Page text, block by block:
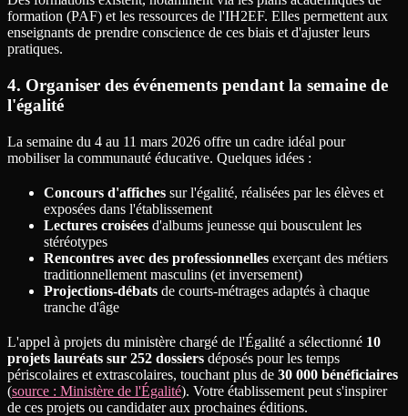
formation (PAF) et les ressources de l'IH2EF. Elles permettent aux
enseignants de prendre conscience de ces biais et d'ajuster leurs
pratiques.
4. Organiser des événements pendant la semaine de
l'égalité
La semaine du 4 au 11 mars 2026 offre un cadre idéal pour
mobiliser la communauté éducative. Quelques idées :
Concours d'affiches sur l'égalité, réalisées par les élèves et
exposées dans l'établissement
Lectures croisées d'albums jeunesse qui bousculent les
stéréotypes
Rencontres avec des professionnelles exerçant des métiers
traditionnellement masculins (et inversement)
Projections-débats de courts-métrages adaptés à chaque
tranche d'âge
L'appel à projets du ministère chargé de l'Égalité a sélectionné 10
projets lauréats sur 252 dossiers déposés pour les temps
périscolaires et extrascolaires, touchant plus de 30 000 bénéficiaires
(source : Ministère de l'Égalité). Votre établissement peut s'inspirer
de ces projets ou candidater aux prochaines éditions.